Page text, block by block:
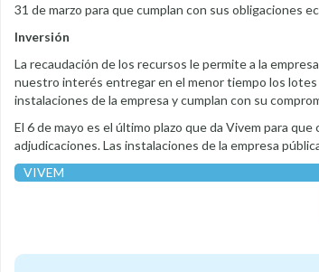
31 de marzo para que cumplan con sus obligaciones
Inversión
La recaudación de los recursos le permite a la
nuestro interés entregar en el menor tiempo los lotes
instalaciones de la empresa y cumplan con su
El 6 de mayo es el último plazo que da Vivem para
adjudicaciones. Las instalaciones de la empresa
VIVEM